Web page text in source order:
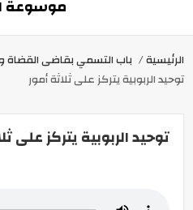
موسوعة
الرئيسية
باب التسمي بقاضى القضاة
توحيد الربوبية يتركز على ثلاثة أمور
توحيد الربوبية يتركز على